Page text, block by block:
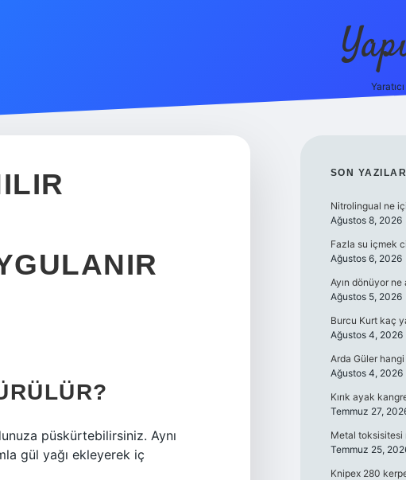
püskürtebilirsiniz. Aynı
gül yağı ekleyerek iç
SON YAZILAR
Nitrolingual ne
Ağustos 8, 2026
Fazla su içmek
Ağustos 6, 2026
Ayın dönüyor ne
Ağustos 5, 2026
Burcu Kurt kaç
Ağustos 4, 2026
Arda Güler
Ağustos 4, 2026
Kırık ayak
Temmuz 27,
Metal toksisitesi
Temmuz 25,
Knipex 280